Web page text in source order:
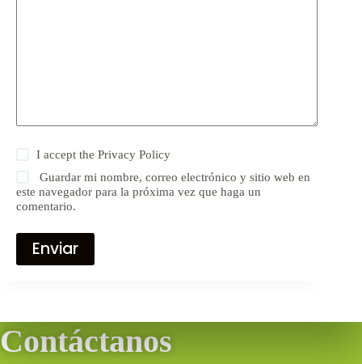
I accept thePrivacy Policy
Guardar mi nombre, correo electrónico y sitio web en
este navegador para la próxima vez que haga un
comentario.
Enviar
Contáctanos